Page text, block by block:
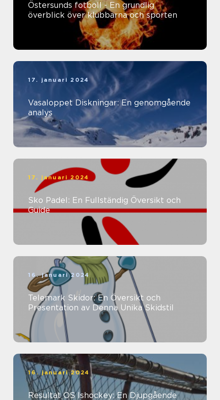
Östersunds fotboll - En grundlig
överblick över klubbarna och sporten
17. januari 2024
Vasaloppet Diskningar: En genomgående
analys
17. januari 2024
Sko Padel: En Fullständig Översikt och
Guide
16. januari 2024
Telemark Skidor: En Översikt och
Presentation av Denna Unika Skidstil
16. januari 2024
Resultat OS Ishockey: En Djupgående